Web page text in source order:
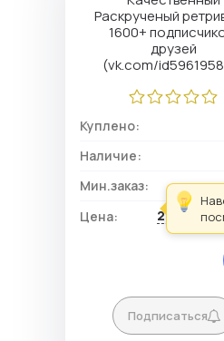
Куплено:
Наличие:
Мин.заказ:
Цена:
201,60 ₽
Подписаться